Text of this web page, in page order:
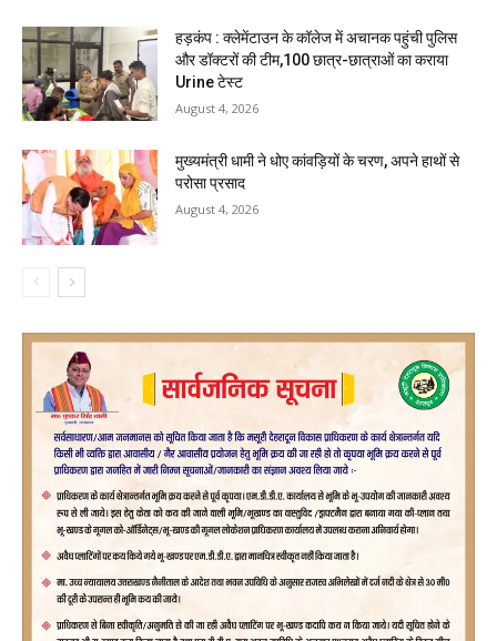
हड़कंप : क्लेमेंटाउन के कॉलेज में अचानक पहुंची पुलिस
और डॉक्टरों की टीम,100 छात्र-छात्राओं का कराया
Urine टेस्ट
August 4, 2026
मुख्यमंत्री धामी ने धोए कांवड़ियों के चरण, अपने हाथों से
परोसा प्रसाद
August 4, 2026